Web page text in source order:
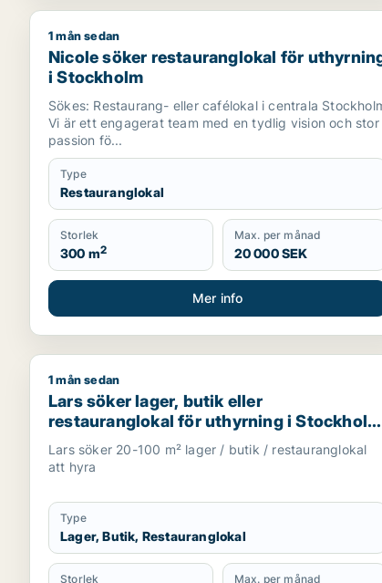
Nicole söker restauranglokal för uthyrning i
1 mån sedan
Nicole söker restauranglokal för
i Stockholm
Sökes: Restaurang- eller cafélokal i centrala
Vi är ett engagerat team med en tydlig vision och stor
passion fö...
Type
Restauranglokal
Storlek
300 m2
Max. per månad
20 000 SEK
Mer info
Lars söker lager, butik eller restauranglokal
1 mån sedan
Lars söker lager, butik eller
restauranglokal för uthyrning i Stockholm
Innerstad, Kungsholmen eller Vasastan
m.fl.
Lars söker 20-100 m² lager / butik / restauranglokal
att hyra
Type
Lager, Butik, Restauranglokal
Storlek Max. per månad